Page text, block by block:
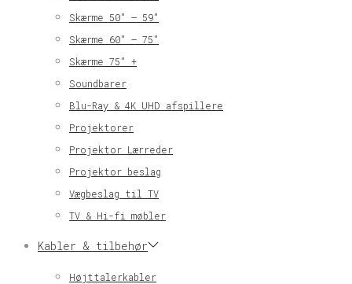
Skærme 50″ – 59″
Skærme 60″ – 75″
Skærme 75″ +
Soundbarer
Blu-Ray & 4K UHD afspillere
Projektorer
Projektor Lærreder
Projektor beslag
Vægbeslag til TV
TV & Hi-fi møbler
Kabler & tilbehør
Højttalerkabler